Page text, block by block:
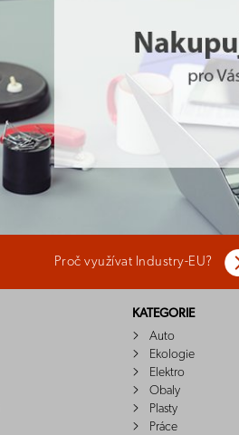
Proč využívat Industry-EU?
KATEGORIE
Auto
Ekologie
Elektro
Obaly
Plasty
Práce